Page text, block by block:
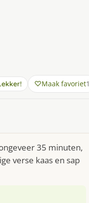
Maak favoriet1
35 minuten,
verse kaas en sap